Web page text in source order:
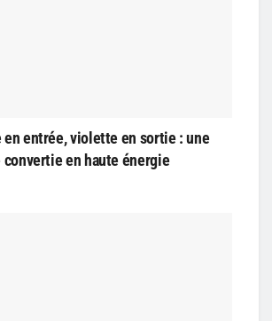
en entrée, violette en sortie : une
en haute énergie